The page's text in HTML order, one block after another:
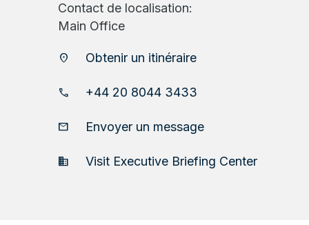
Contact de localisation:
Main Office
location_on Obtenir un itinéraire
phone +44 20 8044 3433
email Envoyer un message
domain Visit Executive Briefing Center